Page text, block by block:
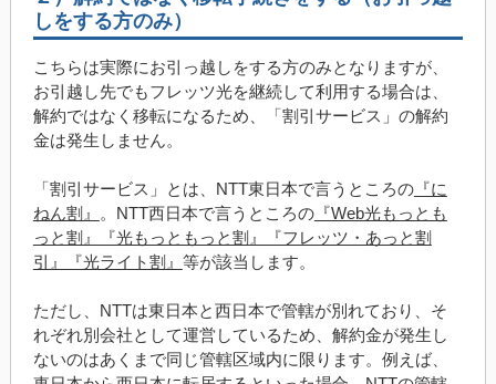
しをする方のみ）
こちらは実際にお引っ越しをする方のみとなりますが、
お引越し先でもフレッツ光を継続して利用する場合は、
解約ではなく移転になるため、「割引サービス」の解約
金は発生しません。
「割引サービス」とは、NTT東日本で言うところの『に
ねん割』
。NTT西日本で言うところの『Web光もっとも
っと割』『光もっともっと割』『フレッツ・あっと割
引』『光ライト割』 等が該当します。
ただし、NTTは東日本と西日本で管轄が別れており、そ
れぞれ別会社として運営しているため、解約金が発生し
ないのはあくまで同じ管轄区域内に限ります。例えば、